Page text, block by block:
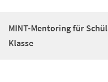
MINT-Mentoring für
Klasse